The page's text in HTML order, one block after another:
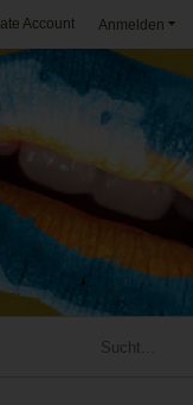
Anmelden
Account